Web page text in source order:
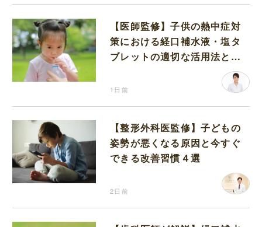
【医師監修】子供の熱中症対
策における経口補水液・塩タ
ブレットの適切な活用法と水
1日前
【整形外科医監修】子どもの
姿勢が悪くなる原因と今すぐ
できる改善習慣４選
2日前